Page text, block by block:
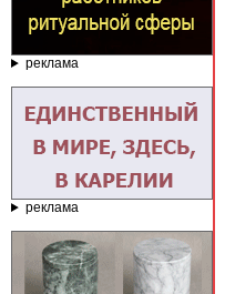
реклама
реклама